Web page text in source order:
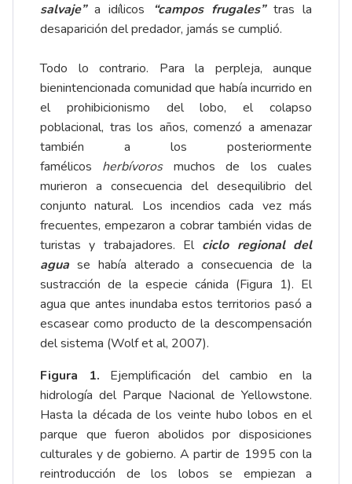
salvaje”a idílicos “campos frugales” tras la
desaparición del predador, jamás se cumplió.
Todo lo contrario. Para la perpleja, aunque
bienintencionada comunidad que había incurrido en
el prohibicionismo del lobo, el colapso
poblacional, tras los años, comenzó a amenazar
también a los posteriormente
famélicos herbívoros muchos de los cuales
murieron a consecuencia del desequilibrio del
conjunto natural. Los incendios cada vez más
frecuentes, empezaron a cobrar también vidas de
turistas y trabajadores. El ciclo regional del
agua se había alterado a consecuencia de la
sustracción de la especie cánida (Figura 1). El
agua que antes inundaba estos territorios pasó a
escasear como producto de la descompensación
del sistema (Wolf et al, 2007).
Figura 1. Ejemplificación del cambio en la
hidrología del Parque Nacional de Yellowstone.
Hasta la década de los veinte hubo lobos en el
parque que fueron abolidos por disposiciones
culturales y de gobierno. A partir de 1995 con la
reintroducción de los lobos se empiezan a